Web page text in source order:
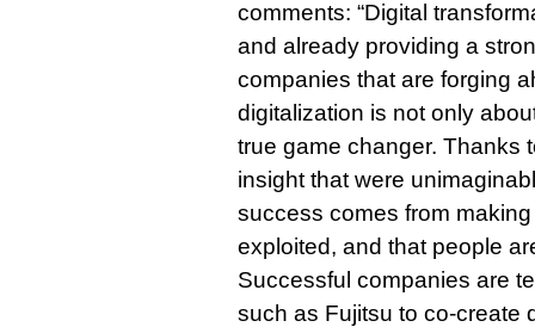
comments: “Digital
and already providing a
companies that are forging
digitalization is not only
true game changer. Thanks
insight that were
success comes from
exploited, and that people
Successful companies are
such as Fujitsu to co-create